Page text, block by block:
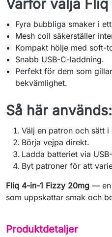
Varför välja
Fyra bubbliga smaker i
Mesh coil säkerställer
Kompakt hölje med soft-
Snabb USB-C-laddning.
Perfekt för dem som
bekvämlighet.
Så här används:
Välj en patron och sätt i
Börja vejpa direkt.
Ladda batteriet via
Byt patroner för att
Fliq 4-in-1 Fizzy 20mg — en
som uppskattar smak och
Produktdetaljer